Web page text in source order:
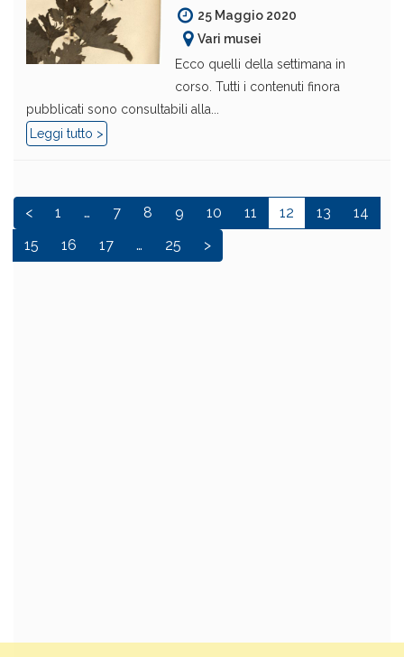
25 Maggio 2020
Vari musei
Ecco quelli della settimana in
corso. Tutti i contenuti finora
pubblicati sono consultabili alla...
Leggi tutto >
< 1 … 7 8 9 10 11 12 13
14
15
16 17 … 25 >